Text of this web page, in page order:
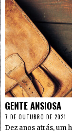
GENTE ANSIOSA
7 DE OUTUBRO DE 2021
Dez anos atrás, um